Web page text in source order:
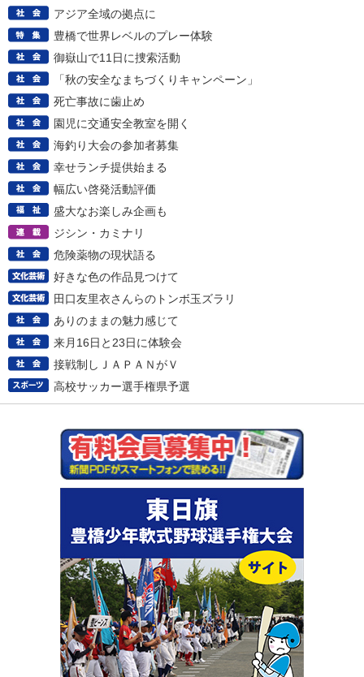
アジア全域の拠点に
豊橋で世界レベルのプレー体験
御嶽山で11日に捜索活動
「秋の安全なまちづくりキャンペーン」
死亡事故に歯止め
園児に交通安全教室を開く
海釣り大会の参加者募集
幸せランチ提供始まる
幅広い啓発活動評価
盛大なお楽しみ企画も
ジシン・カミナリ
危険薬物の現状語る
好きな色の作品見つけて
田口友里衣さんらのトンボ玉ズラリ
ありのままの魅力感じて
来月16日と23日に体験会
接戦制しＪＡＰＡＮがＶ
高校サッカー選手権県予選